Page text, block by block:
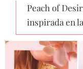
Peach of
inspirada en